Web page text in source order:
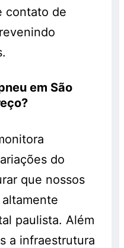
contato de
em São
do
que nossos
paulista. Além
a infraestrutura